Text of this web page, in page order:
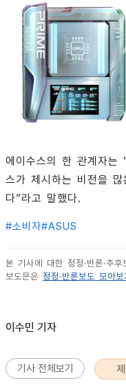
에이수스의 한 관계자는
스가 제시하는 비전을
다”라고 말했다.
#소비자#ASUS
본 기사에 대한 정정·반론·추후
보도문은 정정·반론보도 모아보
이수민 기자
기사 전체보기